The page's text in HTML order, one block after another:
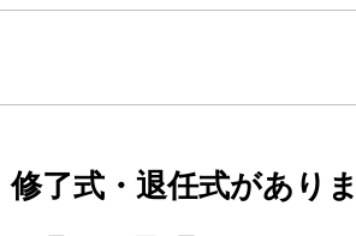
修了式・退任式があり